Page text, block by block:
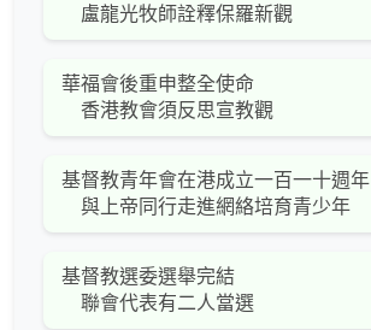
盧龍光牧師詮釋保羅新觀
華福會後重申整全使命
香港教會須反思宣教觀
基督教青年會在港成立一百一十週年
與上帝同行走進網絡培育青少年
基督教選委選舉完結
聯會代表有二人當選